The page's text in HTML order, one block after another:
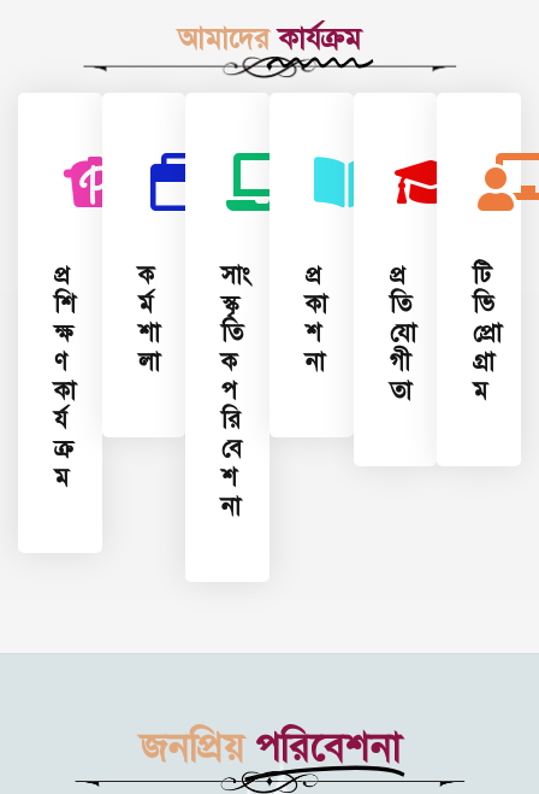
আমাদেরকার্যক্রম
প্র
শি
ক্ষ
ণ
কা
র্য
ক্র
ম
ক
র্ম
শা
লা
সাং
স্কৃ
তি
ক
প
রি
বে
শ
না
প্র
কা
শ
না
প্র
তি
যো
গী
তা
টি
ভি
প্রো
গ্রা
ম
জনপ্রিয় পরিবেশনা